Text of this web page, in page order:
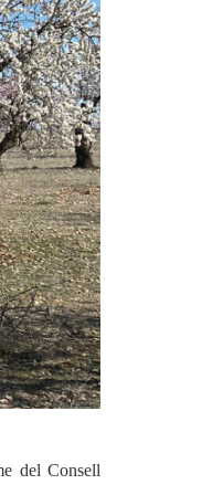
13-03-2023